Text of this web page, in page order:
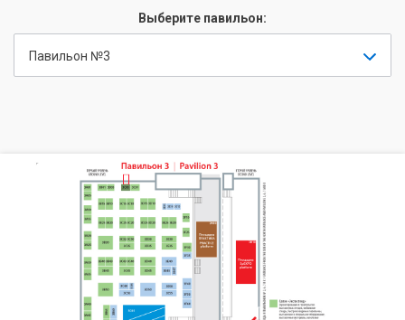
Выберите павильон:
Павильон №3